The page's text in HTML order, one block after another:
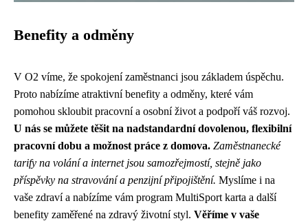
Benefity a odměny
V O2 víme, že spokojení zaměstnanci jsou základem úspěchu.
Proto nabízíme atraktivní benefity a odměny, které vám
pomohou skloubit pracovní a osobní život a podpoří váš rozvoj.
U nás se můžete těšit na nadstandardní dovolenou, flexibilní
pracovní dobu a možnost práce z domova. Zaměstnanecké
tarify na volání a internet jsou samozřejmostí, stejně jako
příspěvky na stravování a penzijní připojištění. Myslíme i na
vaše zdraví a nabízíme vám program MultiSport karta a další
benefity zaměřené na zdravý životní styl. Věříme v vaše